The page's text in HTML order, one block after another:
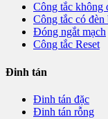
Công tắc không
Công tắc có đèn
Đóng ngắt mạch
Công tắc Reset
Đinh tán
Đinh tán đặc
Đinh tán rỗng